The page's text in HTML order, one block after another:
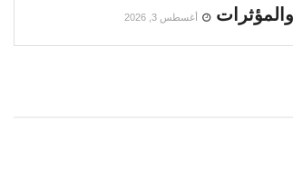
أغسطس 3, 2026